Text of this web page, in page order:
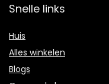
Snelle links
Huis
Alles winkelen
Blogs